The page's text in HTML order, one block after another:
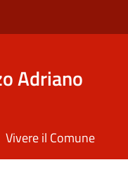
Adriano
Vivere il Comune